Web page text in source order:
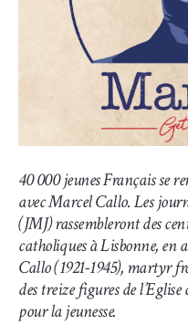
40 000 jeunes Français se
avec Marcel Callo. Les
(JMJ) rassembleront des
catholiques à Lisbonne, en
Callo (1921-1945), martyr
des treize figures de
pour la jeunesse.